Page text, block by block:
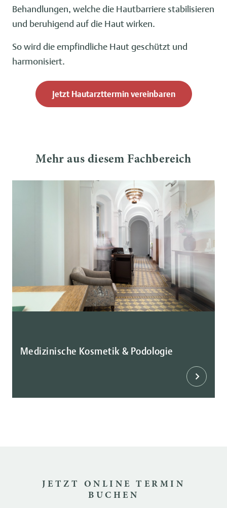
Behandlungen, welche die Hautbarriere stabilisieren
und beruhigend auf die Haut wirken.
So wird die empfindliche Haut geschützt und
harmonisiert.
Jetzt Hautarzttermin vereinbaren
Mehr aus diesem Fachbereich
Medizinische Kosmetik & Podologie
JETZT ONLINE TERMIN
BUCHEN